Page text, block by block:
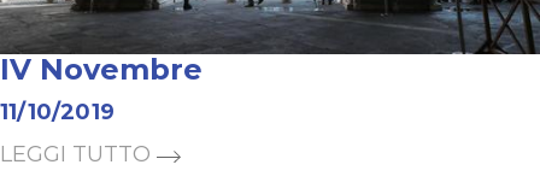
IV Novembre
11/10/2019
LEGGI TUTTO